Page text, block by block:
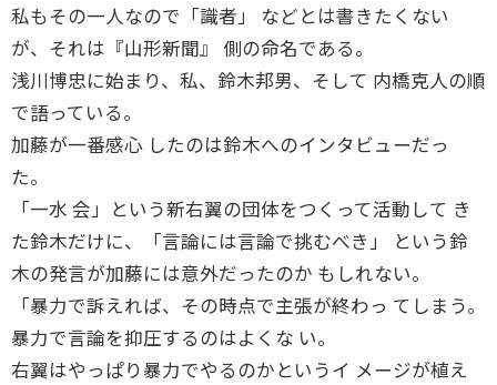
私もその一人なので「識者」 などとは書きたくない
が、それは『山形新聞』 側の命名である。
浅川博忠に始まり、私、鈴木邦男、そして 内橋克人の順
で語っている。
加藤が一番感心 したのは鈴木へのインタビューだっ
た。
「一水 会」という新右翼の団体をつくって活動して き
た鈴木だけに、「言論には言論で挑むべき」 という鈴
木の発言が加藤には意外だったのか もしれない。
「暴力で訴えれば、その時点で主張が終わっ てしまう。
暴力で言論を抑圧するのはよくな い。
右翼はやっぱり暴力でやるのかというイ メージが植え